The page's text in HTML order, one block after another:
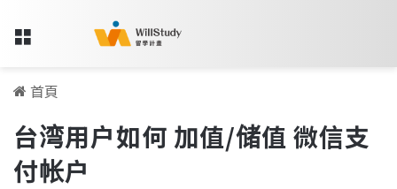
Menu
首頁
台湾用户如何 加值/储值 微信支
付帐户